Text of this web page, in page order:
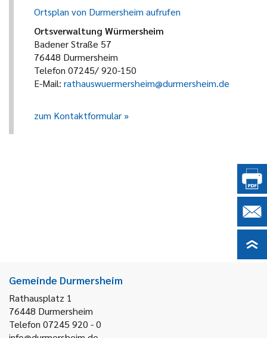
Ortsplan von Durmersheim aufrufen
Ortsverwaltung Würmersheim
Badener Straße 57
76448 Durmersheim
Telefon 07245/ 920-150
E-Mail: rathauswuermersheim@durmersheim.de
zum Kontaktformular
Gemeinde Durmersheim
Rathausplatz 1
76448 Durmersheim
Telefon 07245 920 - 0